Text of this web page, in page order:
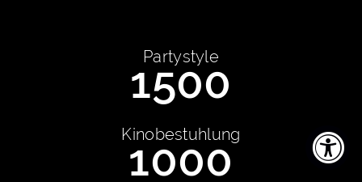
Partystyle
1500
Kinobestuhlung
1000